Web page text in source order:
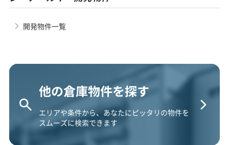
開発物件一覧
他の倉庫物件を探す
エリアや条件から、あなたにピッタリの物件を
スムーズに検索できます